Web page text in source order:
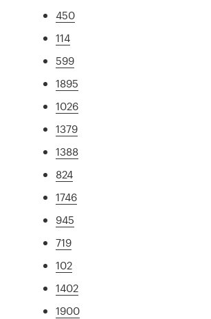
450
114
599
1895
1026
1379
1388
824
1746
945
719
102
1402
1900